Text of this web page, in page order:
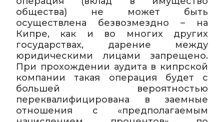
общества) не может быть
осуществлена безвозмездно – на
Кипре, как и во многих других
государствах, дарение между
юридическими лицами запрещено.
При прохождении аудита в кипрской
компании такая операция будет с
большей вероятностью
переквалифицирована в заемные
отношения с «предполагаемым